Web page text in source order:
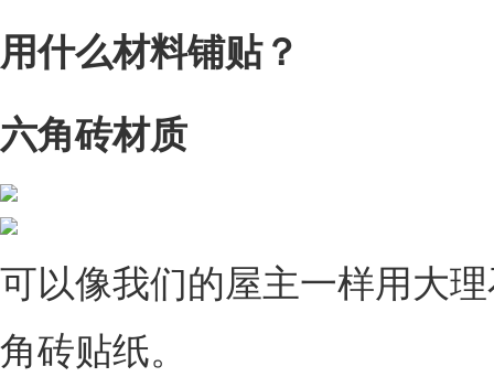
用什么材料铺贴？
六角砖材质
可以像我们的屋主一样用大
角砖贴纸。